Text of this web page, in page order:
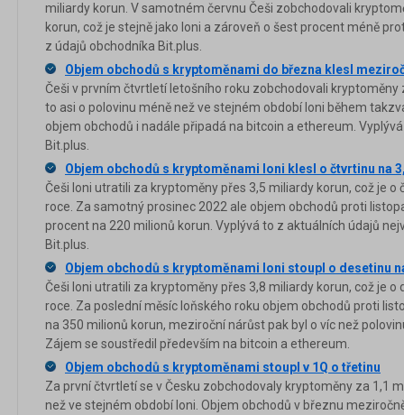
miliardy korun. V samotném červnu Češi zobchodovali
korun, což je stejně jako loni a zároveň o šest procent méně
z údajů obchodníka Bit.plus.
Objem obchodů s kryptoměnami do března klesl
Češi v prvním čtvrtletí letošního roku zobchodovali
to asi o polovinu méně než ve stejném období loni během
objem obchodů i nadále připadá na bitcoin a ethereum.
Bit.plus.
Objem obchodů s kryptoměnami loni klesl o čtvrtinu na
Češi loni utratili za kryptoměny přes 3,5 miliardy korun, což je
roce. Za samotný prosinec 2022 ale objem obchodů proti
procent na 220 milionů korun. Vyplývá to z aktuálních údajů
Bit.plus.
Objem obchodů s kryptoměnami loni stoupl o desetinu
Češi loni utratili za kryptoměny přes 3,8 miliardy korun, což je
roce. Za poslední měsíc loňského roku objem obchodů proti
na 350 milionů korun, meziroční nárůst pak byl o víc než
Zájem se soustředil především na bitcoin a ethereum.
Objem obchodů s kryptoměnami stoupl v 1Q o třetinu
Za první čtvrtletí se v Česku zobchodovaly kryptoměny za 1,1
než ve stejném období loni. Objem obchodů v březnu